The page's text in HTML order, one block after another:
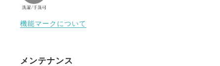
機能マークについて
メンテナンス